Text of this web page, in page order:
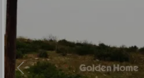
Previous